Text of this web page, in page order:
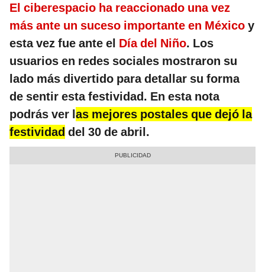
El ciberespacio ha reaccionado una vez
más ante un suceso importante en México y
esta vez fue ante el Día del Niño. Los
usuarios en redes sociales mostraron su
lado más divertido para detallar su forma
de sentir esta festividad. En esta nota
podrás ver las mejores postales que dejó la
festividad del 30 de abril.